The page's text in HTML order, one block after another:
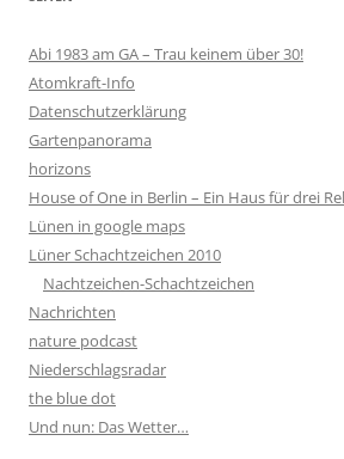
Abi 1983 am GA – Trau keinem über 30!
Atomkraft-Info
Datenschutzerklärung
Gartenpanorama
horizons
House of One in Berlin – Ein Haus für drei
Lünen in google maps
Lüner Schachtzeichen 2010
Nachtzeichen-Schachtzeichen
Nachrichten
nature podcast
Niederschlagsradar
the blue dot
Und nun: Das Wetter…